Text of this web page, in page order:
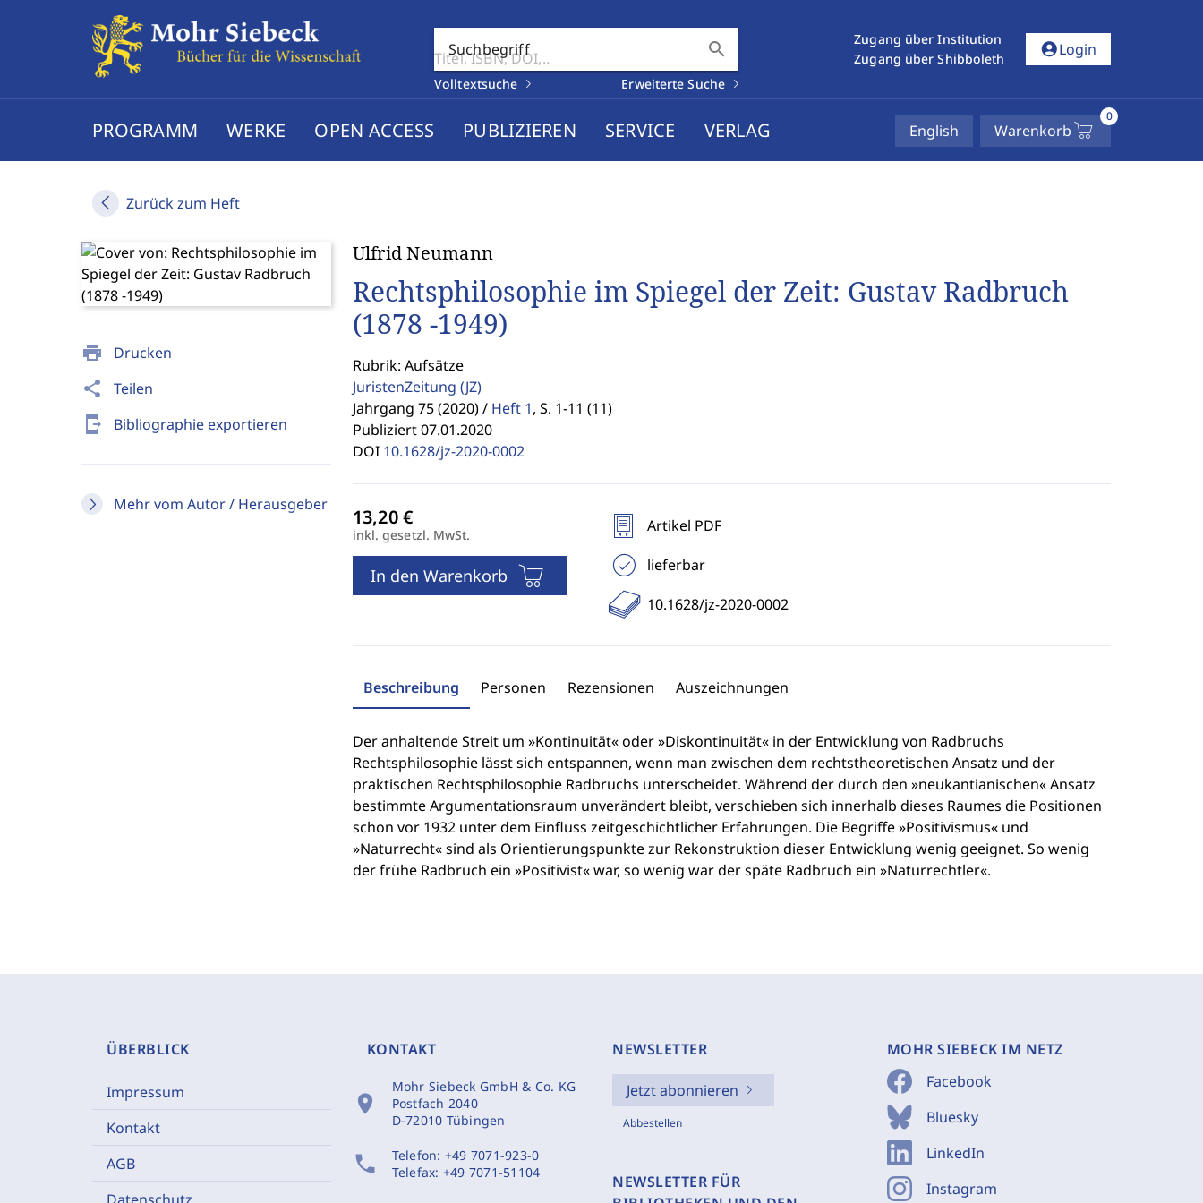
Suchbegriff search
Volltextsuche Erweiterte Suche
Zugang über Institution
Zugang über Shibboleth
account_circleLogin
PROGRAMM WERKE OPEN ACCESS PUBLIZIEREN SERVICE VERLAG English Warenkorb
0
Zurück zum Heft
print Drucken
share Teilen
send_to_mobile Bibliographie exportieren
Mehr vom Autor / Herausgeber
Ulfrid Neumann
Rechtsphilosophie im Spiegel der Zeit: Gustav Radbruch
(1878 -1949)
Rubrik: Aufsätze
JuristenZeitung (JZ)
Jahrgang 75 (2020) / Heft 1, S. 1-11 (11)
Publiziert 07.01.2020
DOI 10.1628/jz-2020-0002
inkl. gesetzl. MwSt.
In den Warenkorb
Artikel PDF
lieferbar
10.1628/jz-2020-0002
Beschreibung Personen Rezensionen Auszeichnungen
Der anhaltende Streit um »Kontinuität« oder »Diskontinuität« in der Entwicklung von Radbruchs
Rechtsphilosophie lässt sich entspannen, wenn man zwischen dem rechtstheoretischen Ansatz und der
praktischen Rechtsphilosophie Radbruchs unterscheidet. Während der durch den »neukantianischen« Ansatz
bestimmte Argumentationsraum unverändert bleibt, verschieben sich innerhalb dieses Raumes die Positionen
schon vor 1932 unter dem Einfluss zeitgeschichtlicher Erfahrungen. Die Begriffe »Positivismus« und
»Naturrecht« sind als Orientierungspunkte zur Rekonstruktion dieser Entwicklung wenig geeignet. So wenig
der frühe Radbruch ein »Positivist« war, so wenig war der späte Radbruch ein »Naturrechtler«.
ÜBERBLICK
Impressum
Kontakt
AGB
Datenschutz
KONTAKT
location_on
Mohr Siebeck GmbH & Co. KG
Postfach 2040
D-72010 Tübingen
phone Telefon: +49 7071-923-0
Telefax: +49 7071-51104
NEWSLETTER
Jetzt abonnieren
Abbestellen
NEWSLETTER FÜR
MOHR SIEBECK IM NETZ
Facebook
Bluesky
LinkedIn
Instagram